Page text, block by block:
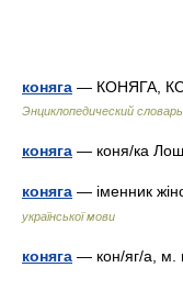
коняга — КОНЯГА,
Энциклопедический словарь
коняга — коня/ка
коняга — іменник
української мови
коняга — кон/яг/а,